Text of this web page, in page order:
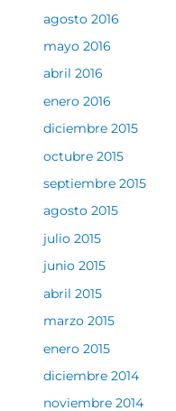
agosto 2016
mayo 2016
abril 2016
enero 2016
diciembre 2015
octubre 2015
septiembre 2015
agosto 2015
julio 2015
junio 2015
abril 2015
marzo 2015
enero 2015
diciembre 2014
noviembre 2014